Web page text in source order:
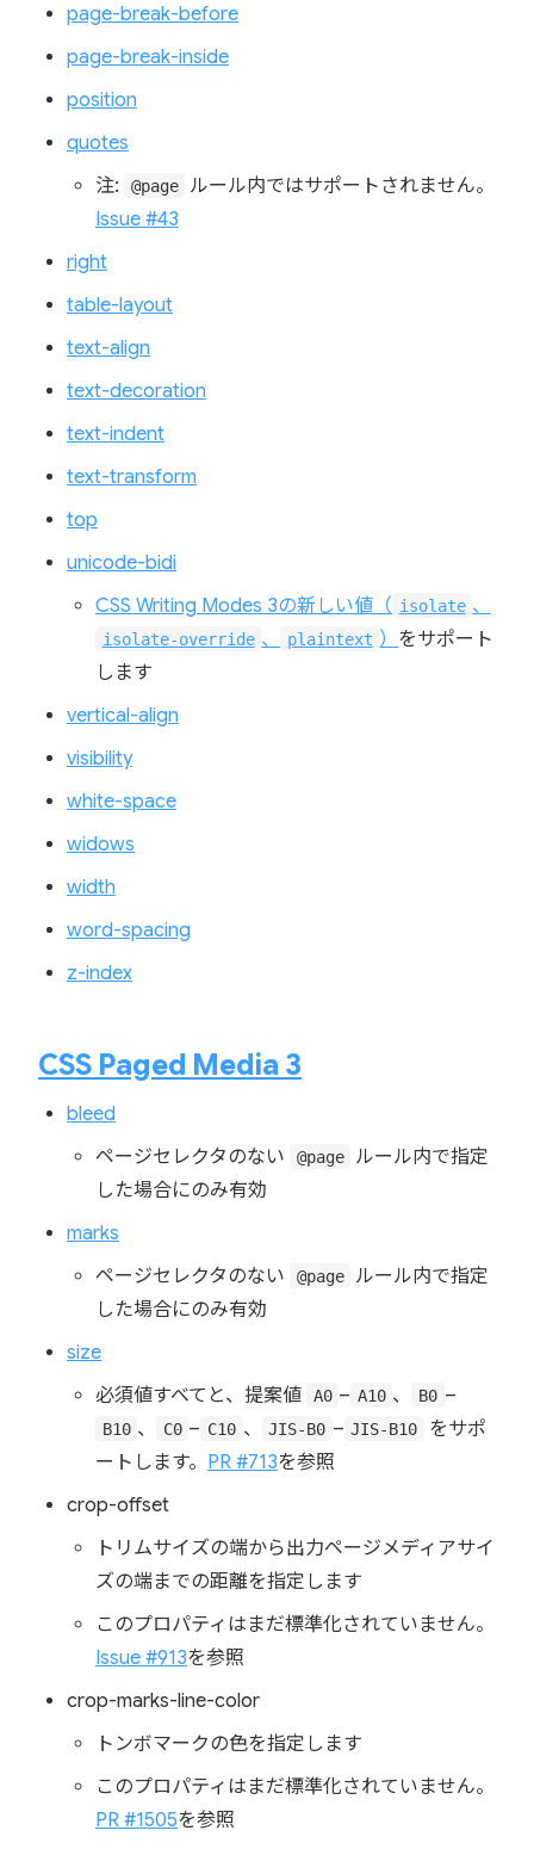
page-break-before
page-break-inside
position
quotes
注:
@page
ルール内ではサポートされません。
Issue #43
right
table-layout
text-align
text-decoration
text-indent
text-transform
top
unicode-bidi
CSS Writing Modes 3の新しい値（ isolate 、
isolate-override 、 plaintext ） をサポート
します
vertical-align
visibility
white-space
widows
width
word-spacing
z-index
CSS Paged Media 3
bleed
ページセレクタのない
@page
ルール内で指定
した場合にのみ有効
marks
ページセレクタのない
@page
ルール内で指定
した場合にのみ有効
size
必須値すべてと、提案値
A0 – A10 、 B0 –
B10 、 C0 – C10 、 JIS-B0 – JIS-B10
をサポ
ートします。 PR #713を参照
crop-offset
トリムサイズの端から出力ページメディアサイ
ズの端までの距離を指定します
このプロパティはまだ標準化されていません。
Issue #913を参照
crop-marks-line-color
トンボマークの色を指定します
このプロパティはまだ標準化されていません。
PR #1505を参照